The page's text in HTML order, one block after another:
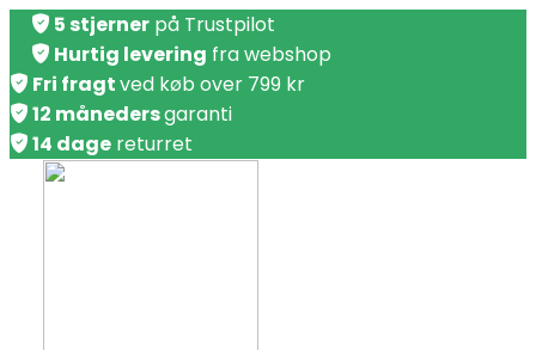
5 stjerner på Trustpilot
Hurtig levering fra webshop
Fri fragtved køb over 799 kr
12 månedersgaranti
14 dage returret